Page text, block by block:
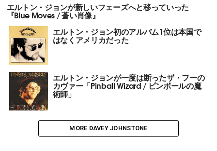
エルトン・ジョンが新しいフェーズへと移っていった
『Blue Moves / 蒼い肖像』
エルトン・ジョン初のアルバム1位は本国で
はなくアメリカだった
エルトン・ジョンが一度は断ったザ・フーの
カヴァー「Pinball Wizard / ピンボールの魔
術師」
MORE DAVEY JOHNSTONE